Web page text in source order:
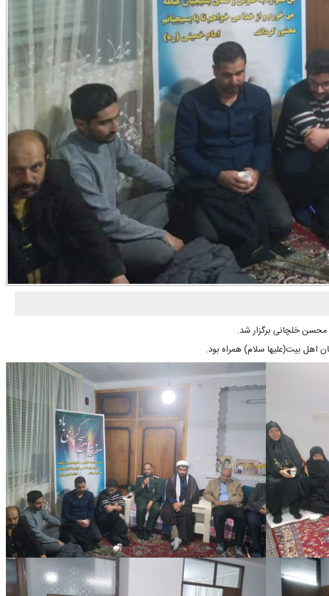
محسن خلچانی برگزار شد.
اهل بیت(علیها سلام) همراه بود.